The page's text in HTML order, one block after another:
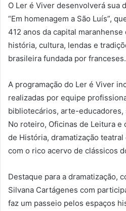
O Ler é Viver desenvolverá sua
“Em homenagem a São Luís”,
412 anos da capital
história, cultura, lendas e
brasileira fundada por franceses.
A programação do Ler é Viver
realizadas por equipe
bibliotecários, arte-
No roteiro, Oficinas de Leitura e
de História, dramatização
com o rico acervo de clássicos
Destaque para a dramatização,
Silvana Cartágenes com
faz um passeio pelos espaços